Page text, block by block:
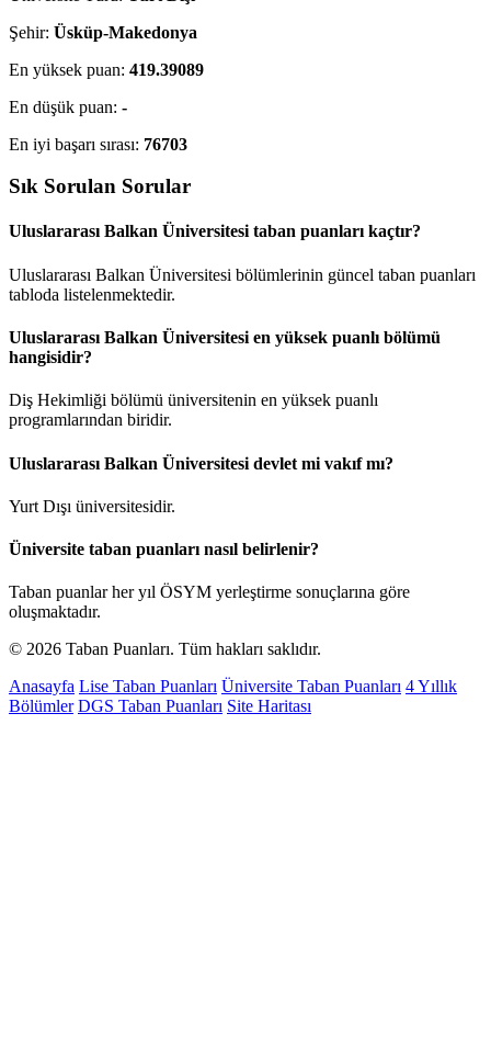
Şehir: Üsküp-Makedonya
En yüksek puan: 419.39089
En düşük puan: -
En iyi başarı sırası: 76703
Sık Sorulan Sorular
Uluslararası Balkan Üniversitesi taban puanları kaçtır?
Uluslararası Balkan Üniversitesi bölümlerinin güncel taban puanları
tabloda listelenmektedir.
Uluslararası Balkan Üniversitesi en yüksek puanlı bölümü
hangisidir?
Diş Hekimliği bölümü üniversitenin en yüksek puanlı
programlarından biridir.
Uluslararası Balkan Üniversitesi devlet mi vakıf mı?
Yurt Dışı üniversitesidir.
Üniversite taban puanları nasıl belirlenir?
Taban puanlar her yıl ÖSYM yerleştirme sonuçlarına göre
oluşmaktadır.
© 2026 Taban Puanları. Tüm hakları saklıdır.
Anasayfa Lise Taban Puanları Üniversite Taban Puanları 4 Yıllık
Bölümler DGS Taban Puanları Site Haritası